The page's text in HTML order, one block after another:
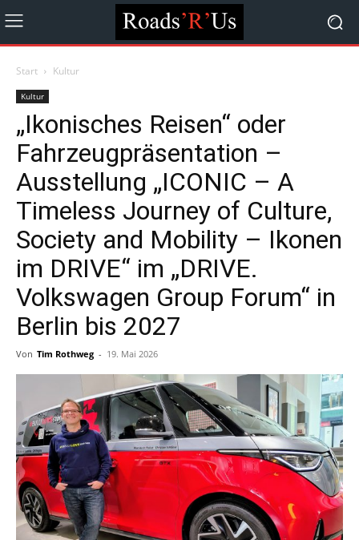
Start Kultur
Kultur
„Ikonisches Reisen“ oder
Fahrzeugpräsentation –
Ausstellung „ICONIC – A
Timeless Journey of Culture,
Society and Mobility – Ikonen
im DRIVE“ im „DRIVE.
Volkswagen Group Forum“ in
Berlin bis 2027
Von Tim Rothweg - 19. Mai 2026